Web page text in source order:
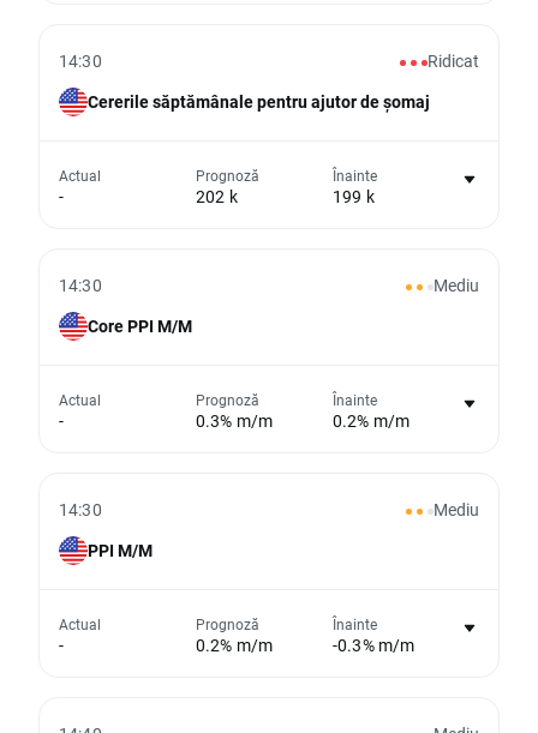
Nu există niciun grafic pentru acest
eveniment
14:30
Ridicat
Cererile săptămânale pentru ajutor de șomaj
Actual
-
Prognoză
202 k
Înainte
199 k
Nu există niciun grafic pentru acest
eveniment
14:30
Mediu
Core PPI M/M
Actual
-
Prognoză
0.3% m/m
Înainte
0.2% m/m
Nu există niciun grafic pentru acest
eveniment
14:30
Mediu
PPI M/M
Actual
-
Prognoză
0.2% m/m
Înainte
-0.3% m/m